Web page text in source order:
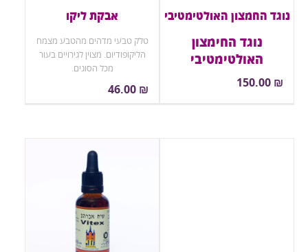
נוגד החמצון האולטימטיבי
נוגד החימצון
האולטימטיבי
150.00 ₪
אבקת ליקו
טלק טבעי מדהים מהטבע מצמח
הליקופודיום. מצוין לגירויים בעור
מכל הסוגים.
46.00 ₪